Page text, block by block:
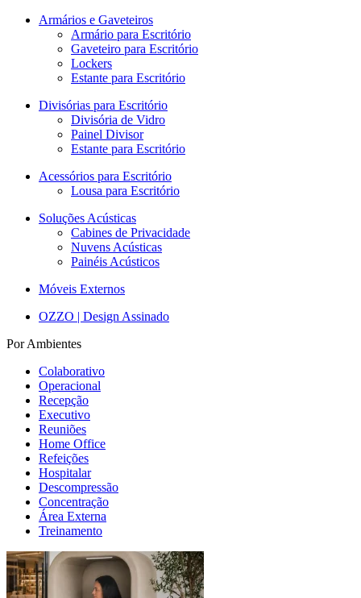
Armários e Gaveteiros
Armário para Escritório
Gaveteiro para Escritório
Lockers
Estante para Escritório
Divisórias para Escritório
Divisória de Vidro
Painel Divisor
Estante para Escritório
Acessórios para Escritório
Lousa para Escritório
Soluções Acústicas
Cabines de Privacidade
Nuvens Acústicas
Painéis Acústicos
Móveis Externos
OZZO | Design Assinado
Por Ambientes
Colaborativo
Operacional
Recepção
Executivo
Reuniões
Home Office
Refeições
Hospitalar
Descompressão
Concentração
Área Externa
Treinamento